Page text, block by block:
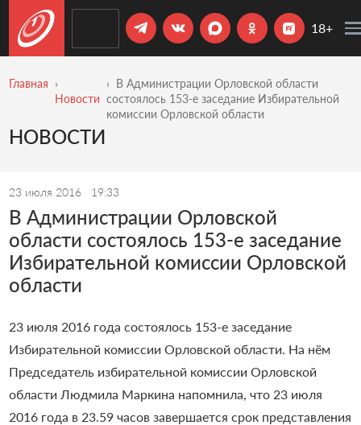
18+
Главная
Новости
В Администрации Орловской области
состоялось 153-е заседание Избирательной
комиссии Орловской области
НОВОСТИ
23 июля 2016 19:33
В Администрации Орловской
области состоялось 153-е заседание
Избирательной комиссии Орловской
области
23 июля 2016 года состоялось 153-е заседание
Избирательной комиссии Орловской области. На нём
Председатель избирательной комиссии Орловской
области Людмила Маркина напомнила, что 23 июля
2016 года в 23.59 часов завершается срок представления